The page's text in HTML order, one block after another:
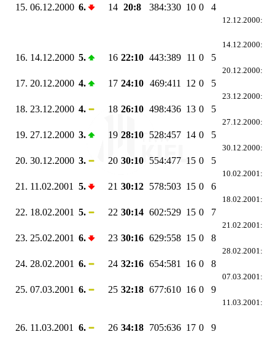
15. 06.12.2000 6. 14 20:8 384:330 10 0 4
12.12.2000:
14.12.2000:
16. 14.12.2000 5. 16 22:10 443:389 11 0 5
20.12.2000:
17. 20.12.2000 4. 17 24:10 469:411 12 0 5
23.12.2000:
18. 23.12.2000 4. 18 26:10 498:436 13 0 5
27.12.2000:
19. 27.12.2000 3. 19 28:10 528:457 14 0 5
30.12.2000:
20. 30.12.2000 3. 20 30:10 554:477 15 0 5
10.02.2001:
21. 11.02.2001 5. 21 30:12 578:503 15 0 6
18.02.2001:
22. 18.02.2001 5. 22 30:14 602:529 15 0 7
21.02.2001:
23. 25.02.2001 6. 23 30:16 629:558 15 0 8
28.02.2001:
24. 28.02.2001 6. 24 32:16 654:581 16 0 8
07.03.2001:
25. 07.03.2001 6. 25 32:18 677:610 16 0 9
11.03.2001:
26. 11.03.2001 6. 26 34:18 705:636 17 0 9